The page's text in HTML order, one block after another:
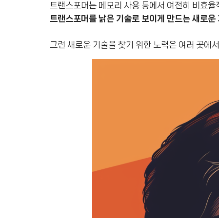
트랜스포머는 메모리 사용 등에서 여전히 비효
트랜스포머를 낡은 기술로 보이게 만드는 새로
그런 새로운 기술을 찾기 위한 노력은 여러 곳에